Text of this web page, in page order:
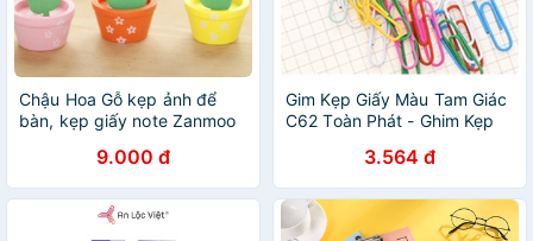
Chậu Hoa Gỗ kẹp ảnh để
bàn, kẹp giấy note Zanmoo
9.000 đ
Gim Kẹp Giấy Màu Tam Giác
C62 Toàn Phát - Ghim Kẹp
3.564 đ